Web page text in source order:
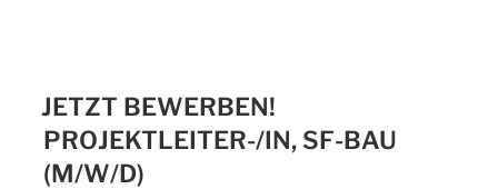
JETZT BEWERBEN!
PROJEKTLEITER-/IN, SF-BAU
(M/W/D)